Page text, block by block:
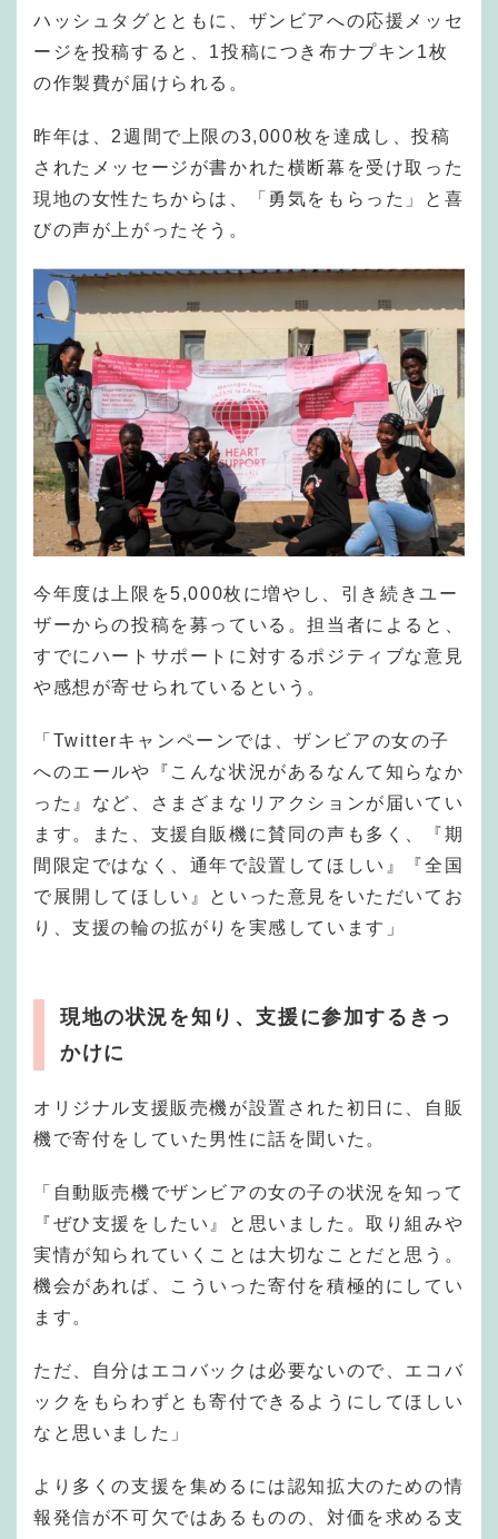
ハッシュタグとともに、ザンビアへの応援メッセ
ージを投稿すると、1投稿につき布ナプキン1枚
の作製費が届けられる。
昨年は、2週間で上限の3,000枚を達成し、投稿
されたメッセージが書かれた横断幕を受け取った
現地の女性たちからは、「勇気をもらった」と喜
びの声が上がったそう。
今年度は上限を5,000枚に増やし、引き続きユー
ザーからの投稿を募っている。担当者によると、
すでにハートサポートに対するポジティブな意見
や感想が寄せられているという。
「Twitterキャンペーンでは、ザンビアの女の子
へのエールや『こんな状況があるなんて知らなか
った』など、さまざまなリアクションが届いてい
ます。また、支援自販機に賛同の声も多く、『期
間限定ではなく、通年で設置してほしい』『全国
で展開してほしい』といった意見をいただいてお
り、支援の輪の拡がりを実感しています」
現地の状況を知り、支援に参加するきっ
かけに
オリジナル支援販売機が設置された初日に、自販
機で寄付をしていた男性に話を聞いた。
「自動販売機でザンビアの女の子の状況を知って
『ぜひ支援をしたい』と思いました。取り組みや
実情が知られていくことは大切なことだと思う。
機会があれば、こういった寄付を積極的にしてい
ます。
ただ、自分はエコバックは必要ないので、エコバ
ックをもらわずとも寄付できるようにしてほしい
なと思いました」
より多くの支援を集めるには認知拡大のための情
報発信が不可欠ではあるものの、対価を求める支